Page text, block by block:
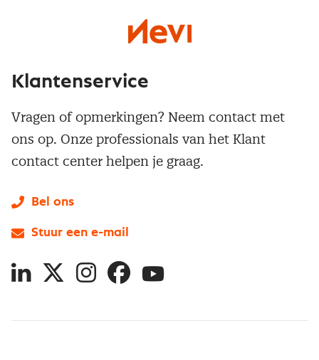
Klantenservice
Vragen of opmerkingen? Neem contact met
ons op. Onze professionals van het Klant
contact center helpen je graag.
Bel ons
Stuur een e-mail
LinkedIn
X InstagramFacebookYouTube